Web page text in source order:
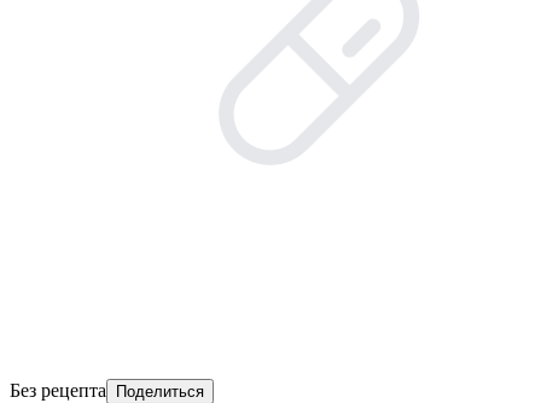
Без рецепта Поделиться